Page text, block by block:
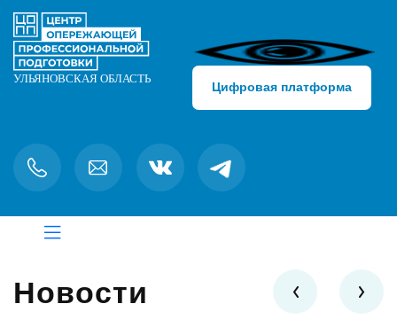
Цифровая платформа
Новости